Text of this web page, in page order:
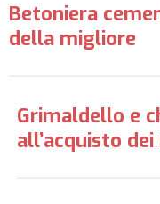
Betoniera
della migliore
Grimaldello e
all’acquisto